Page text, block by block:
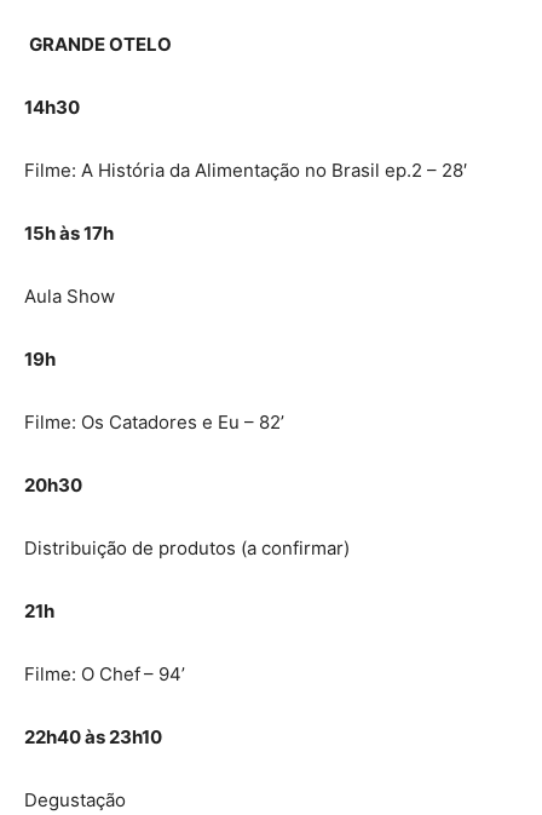
GRANDE OTELO
14h30
Filme: A História da Alimentação no Brasil ep.2 – 28′
15h às 17h
Aula Show
19h
Filme: Os Catadores e Eu – 82’
20h30
Distribuição de produtos (a confirmar)
21h
Filme: O Chef– 94’
22h40 às 23h10
Degustação